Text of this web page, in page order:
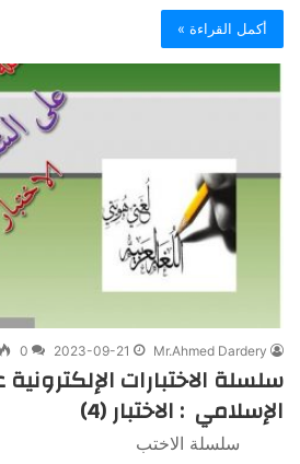
أكمل القراءة »
Mr.Ahmed Dardery
2023-09-21
0
سلسلة الاختبارات
الإسلامي : الاختبار (4)
سلسلة الاختب